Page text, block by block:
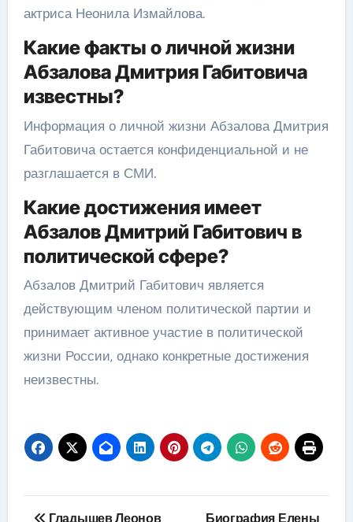
актриса Неонила Измайлова.
Какие факты о личной жизни
Абзалова Дмитрия Габитовича
известны?
Информация о личной жизни Абзалова Дмитрия
Габитовича остается конфиденциальной и не
разглашается в СМИ.
Какие достижения имеет
Абзалов Дмитрий Габитович в
политической сфере?
Абзалов Дмитрий Габитович является
действующим членом политической партии и
принимает активное участие в политической
жизни России, однако конкретные достижения
неизвестны.
Навигация
Гладышев Леонов Биография Елены